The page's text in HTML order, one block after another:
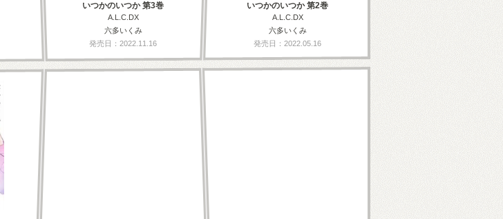
いつかのいつか 第3巻
A.L.C.DX
六多いくみ
発売日：2022.11.16
いつかのいつか 第2巻
A.L.C.DX
六多いくみ
発売日：2022.05.16